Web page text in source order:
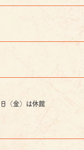
（金）は休館